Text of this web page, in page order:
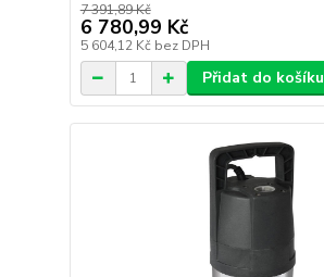
7 391,89 Kč
6 780,99 Kč
5 604,12 Kč bez DPH
Přidat do košíku